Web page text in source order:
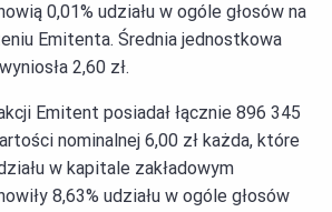
0,01% udziału w ogóle głosów na
Emitenta. Średnia jednostkowa
2,60 zł.
Emitent posiadał łącznie 896 345
nominalnej 6,00 zł każda, które
w kapitale zakładowym
8,63% udziału w ogóle głosów